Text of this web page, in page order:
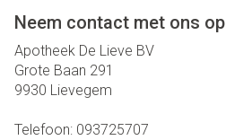
Neem contact met ons op
Apotheek De Lieve BV
Grote Baan 291
9930 Lievegem
Telefoon: 093725707